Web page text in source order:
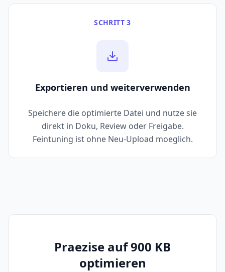
SCHRITT 3
Exportieren und weiterverwenden
Speichere die optimierte Datei und nutze sie
direkt in Doku, Review oder Freigabe.
Feintuning ist ohne Neu-Upload moeglich.
Praezise auf 900 KB
optimieren